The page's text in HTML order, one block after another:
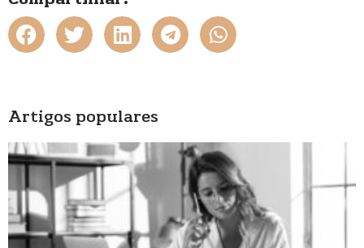
Artigos populares